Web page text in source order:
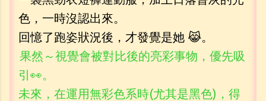
色，一時沒認出來。
回憶了跑姿狀況後，才發覺是她 😹。
果然～視覺會被對比後的亮彩事物，優先吸
引👀。
未來，在運用無彩色系時(尤其是黑色)，得